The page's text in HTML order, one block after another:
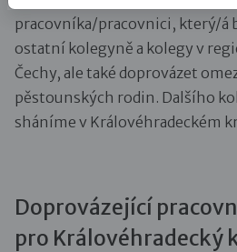
pracovníka/pracovnici, který/á
ostatní kolegyně a kolegy v
Čechy, ale také doprovázet
pěstounských rodin. Dalšího
sháníme v Královéhradeckém
Doprovázející
pro Královéhradecký